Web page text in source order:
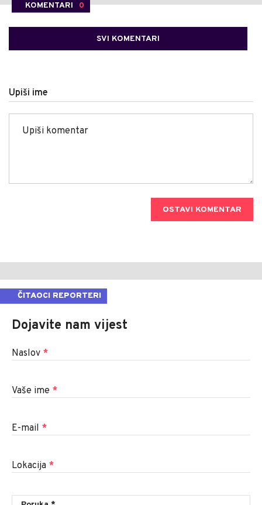
KOMENTARI 0
SVI KOMENTARI
Upiši ime
OSTAVI KOMENTAR
ČITAOCI REPORTERI
Dojavite nam vijest
Naslov *
Vaše ime *
E-mail *
Lokacija *